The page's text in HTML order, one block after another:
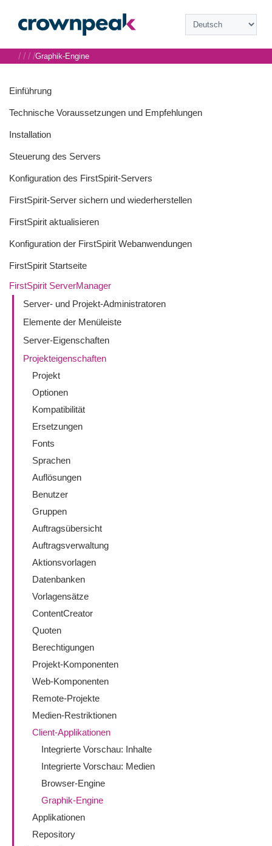
Einführung
Technische Voraussetzungen und Empfehlungen
Installation
Steuerung des Servers
Konfiguration des FirstSpirit-Servers
FirstSpirit-Server sichern und wiederherstellen
FirstSpirit aktualisieren
Konfiguration der FirstSpirit Webanwendungen
FirstSpirit Startseite
FirstSpirit ServerManager
Server- und Projekt-Administratoren
Elemente der Menüleiste
Server-Eigenschaften
Projekteigenschaften
Projekt
Optionen
Kompatibilität
Ersetzungen
Fonts
Sprachen
Auflösungen
Benutzer
Gruppen
Auftragsübersicht
Auftragsverwaltung
Aktionsvorlagen
Datenbanken
Vorlagensätze
ContentCreator
Quoten
Berechtigungen
Projekt-Komponenten
Web-Komponenten
Remote-Projekte
Medien-Restriktionen
Client-Applikationen
Integrierte Vorschau: Inhalte
Integrierte Vorschau: Medien
Browser-Engine
Graphik-Engine
Applikationen
Repository
/ / / /Graphik-Engine